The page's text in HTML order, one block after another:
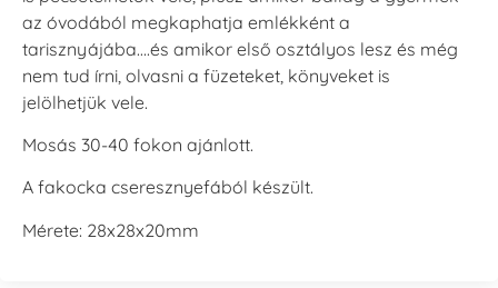
az óvodából megkaphatja emlékként a
tarisznyájába….és amikor első osztályos lesz és még
nem tud írni, olvasni a füzeteket, könyveket is
jelölhetjük vele.
Mosás 30-40 fokon ajánlott.
A fakocka cseresznyefából készült.
Mérete: 28x28x20mm